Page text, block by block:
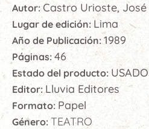
Autor: Castro Urioste, José
Lugar de edición: Lima
Año de Publicación:1989
Páginas: 46
Estado del producto: USADO
Editor:Lluvia Editores
Formato: Papel
Género:TEATRO